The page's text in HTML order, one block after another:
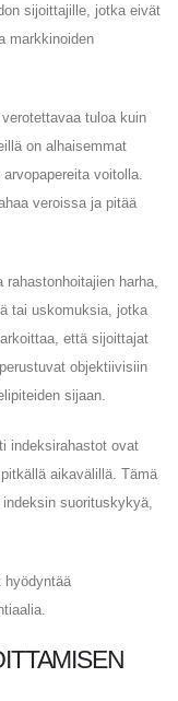
sijoittajille, jotka eivät
markkinoiden
tuloa kuin
on alhaisemmat
voitolla.
veroissa ja pitää
harha,
tai uskomuksia, jotka
että sijoittajat
objektiivisiin
sijaan.
indeksirahastot ovat
aikavälillä. Tämä
suorituskykyä,
hyödyntää